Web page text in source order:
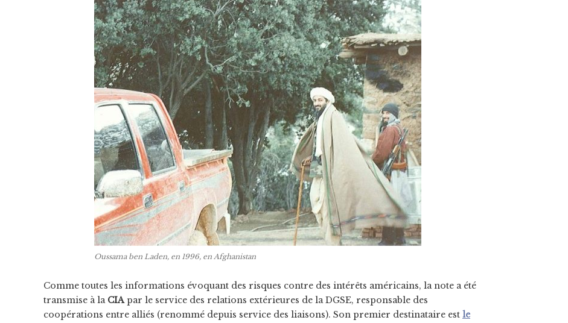
Oussama ben Laden, en 1996, en Afghanistan
Comme toutes les informations évoquant des risques contre des intérêts américains, la note a été
transmise à la CIApar le service des relations extérieures de la DGSE, responsable des
coopérations entre alliés (renommé depuis service des liaisons). Son premier destinataire est le